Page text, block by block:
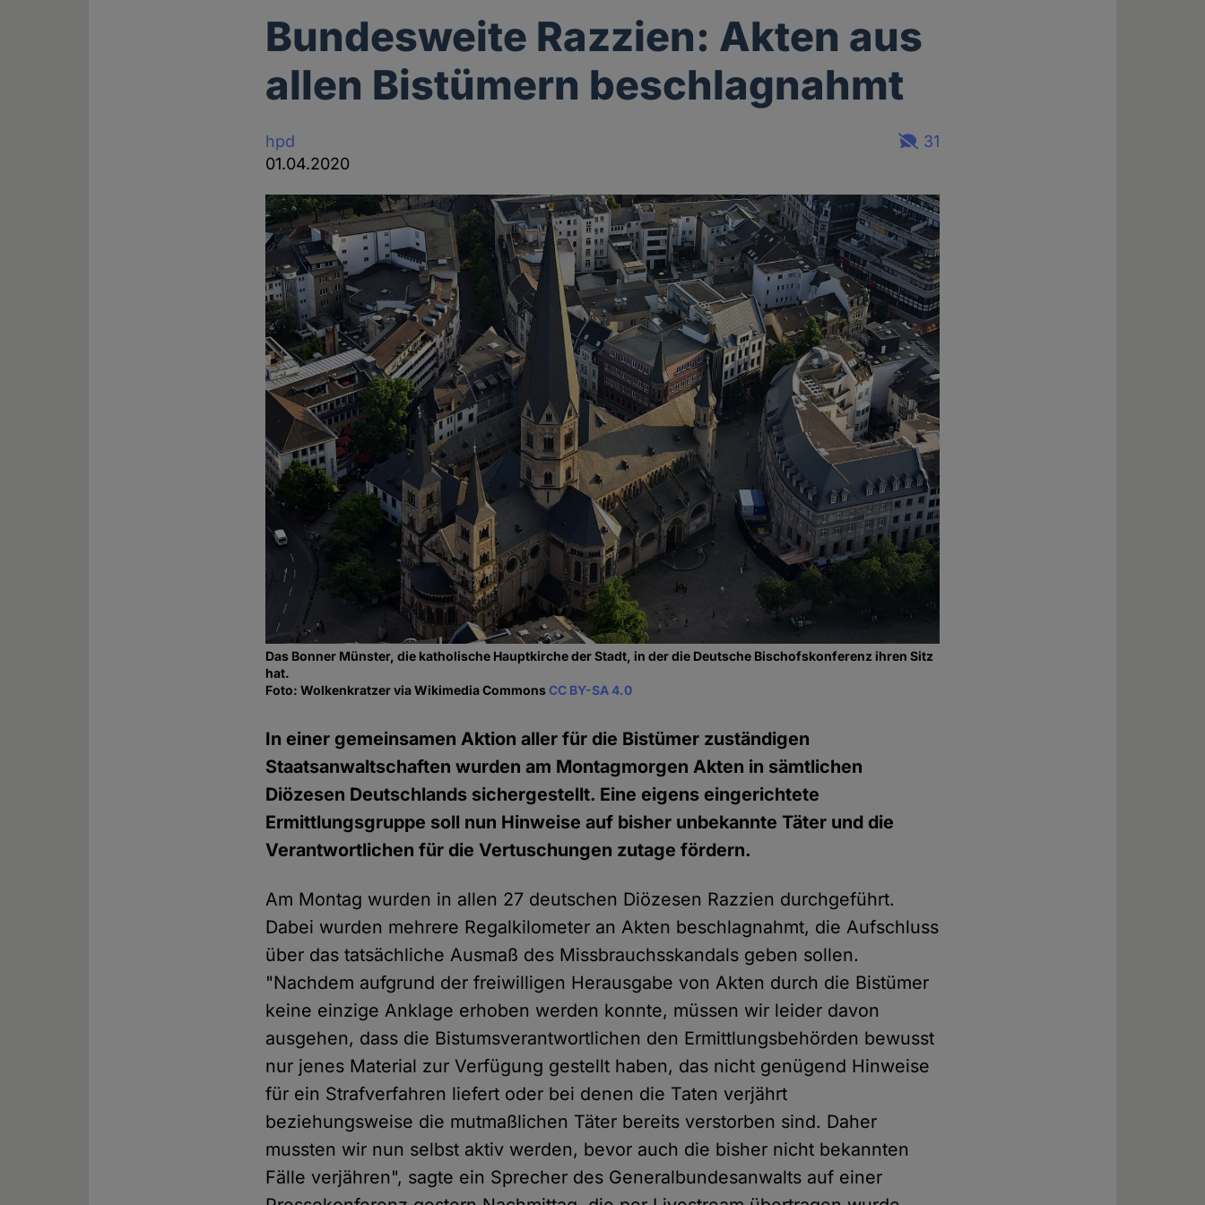
Bundesweite Razzien: Akten aus
allen Bistümern beschlagnahmt
hpd
01.04.2020
31
Das Bonner Münster, die katholische Hauptkirche der Stadt, in der die Deutsche Bischofskonferenz ihren Sitz
hat.
Foto: Wolkenkratzer via Wikimedia CommonsCC BY-SA 4.0
In einer gemeinsamen Aktion aller für die Bistümer zuständigen
Staatsanwaltschaften wurden am Montagmorgen Akten in sämtlichen
Diözesen Deutschlands sichergestellt. Eine eigens eingerichtete
Ermittlungsgruppe soll nun Hinweise auf bisher unbekannte Täter und die
Verantwortlichen für die Vertuschungen zutage fördern.
Am Montag wurden in allen 27 deutschen Diözesen Razzien durchgeführt.
Dabei wurden mehrere Regalkilometer an Akten beschlagnahmt, die Aufschluss
über das tatsächliche Ausmaß des Missbrauchsskandals geben sollen.
"Nachdem aufgrund der freiwilligen Herausgabe von Akten durch die Bistümer
keine einzige Anklage erhoben werden konnte, müssen wir leider davon
ausgehen, dass die Bistumsverantwortlichen den Ermittlungsbehörden bewusst
nur jenes Material zur Verfügung gestellt haben, das nicht genügend Hinweise
für ein Strafverfahren liefert oder bei denen die Taten verjährt
beziehungsweise die mutmaßlichen Täter bereits verstorben sind. Daher
mussten wir nun selbst aktiv werden, bevor auch die bisher nicht bekannten
Fälle verjähren", sagte ein Sprecher des Generalbundesanwalts auf einer